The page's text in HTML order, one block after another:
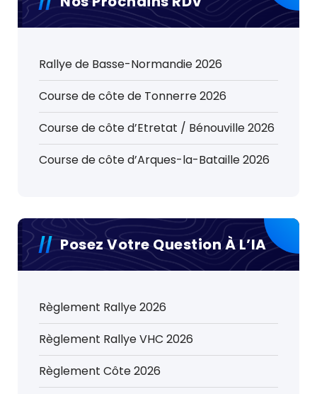
Rallye de Basse-Normandie 2026
Course de côte de Tonnerre 2026
Course de côte d’Etretat / Bénouville 2026
Course de côte d’Arques-la-Bataille 2026
Posez Votre Question À L’IA
Règlement Rallye 2026
Règlement Rallye VHC 2026
Règlement Côte 2026